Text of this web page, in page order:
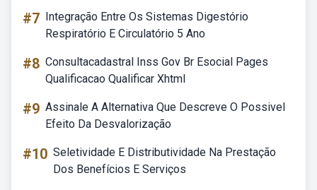
#7 Integração Entre Os Sistemas Digestório
Respiratório E Circulatório 5 Ano
#8 Consultacadastral Inss Gov Br Esocial Pages
Qualificacao Qualificar Xhtml
#9 Assinale A Alternativa Que Descreve O Possivel
Efeito Da Desvalorização
#10 Seletividade E Distributividade Na Prestação
Dos Benefícios E Serviços